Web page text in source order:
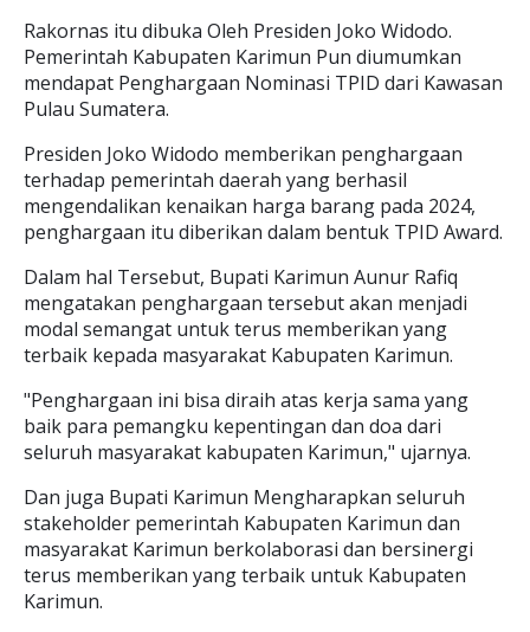
Rakornas itu dibuka Oleh Presiden Joko Widodo.
Pemerintah Kabupaten Karimun Pun diumumkan
mendapat Penghargaan Nominasi TPID dari Kawasan
Pulau Sumatera.
Presiden Joko Widodo memberikan penghargaan
terhadap pemerintah daerah yang berhasil
mengendalikan kenaikan harga barang pada 2024,
penghargaan itu diberikan dalam bentuk TPID Award.
Dalam hal Tersebut, Bupati Karimun Aunur Rafiq
mengatakan penghargaan tersebut akan menjadi
modal semangat untuk terus memberikan yang
terbaik kepada masyarakat Kabupaten Karimun.
"Penghargaan ini bisa diraih atas kerja sama yang
baik para pemangku kepentingan dan doa dari
seluruh masyarakat kabupaten Karimun," ujarnya.
Dan juga Bupati Karimun Mengharapkan seluruh
stakeholder pemerintah Kabupaten Karimun dan
masyarakat Karimun berkolaborasi dan bersinergi
terus memberikan yang terbaik untuk Kabupaten
Karimun.